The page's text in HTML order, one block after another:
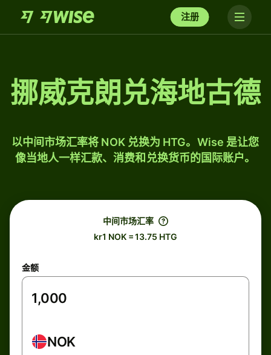
注册
挪威克朗兑海地古德
以中间市场汇率将 NOK 兑换为 HTG。Wise 是让您
像当地人一样汇款、消费和兑换货币的国际账户。
中间市场汇率
kr1 NOK = 13.75 HTG
金额
NOK